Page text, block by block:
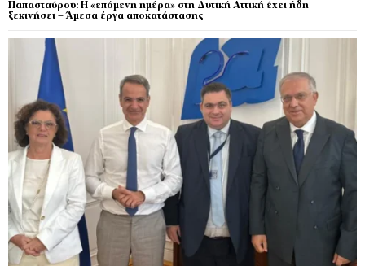
Παπασταύρου: Η «επόμενη ημέρα» στη Δυτική Αττική έχει ήδη
ξεκινήσει – Άμεσα έργα αποκατάστασης